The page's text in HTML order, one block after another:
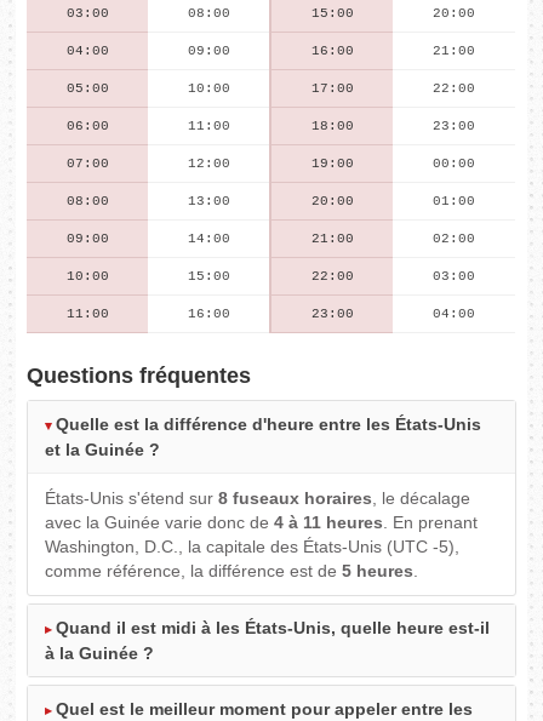
03:00 08:00 15:00 20:00
04:00 09:00 16:00 21:00
05:00 10:00 17:00 22:00
06:00 11:00 18:00 23:00
07:00 12:00 19:00 00:00
08:00 13:00 20:00 01:00
09:00 14:00 21:00 02:00
10:00 15:00 22:00 03:00
11:00 16:00 23:00 04:00
Questions fréquentes
Quelle est la différence d'heure entre les États-Unis
et la Guinée ?
États-Unis s'étend sur8 fuseaux horaires, le décalage
avec la Guinée varie donc de4 à 11 heures. En prenant
Washington, D.C., la capitale des États-Unis (UTC -5),
comme référence, la différence est de5 heures.
Quand il est midi à les États-Unis, quelle heure est-il
à la Guinée ?
Quel est le meilleur moment pour appeler entre les